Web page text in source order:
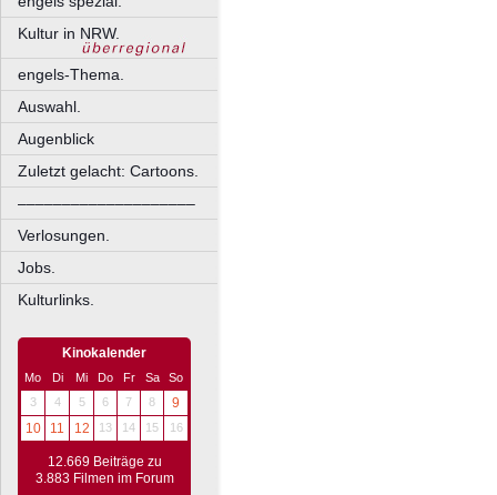
Kultur in NRW.
engels-Thema.
Auswahl.
Augenblick
Zuletzt gelacht: Cartoons.
––––––––––––––––––––
Verlosungen.
Jobs.
Kulturlinks.
Kinokalender
Mo Di Mi Do Fr Sa
So
3
4 5 6 7 8
9
10
11 12 13 14 15 16
12.669 Beiträge zu
3.883 Filmen im Forum